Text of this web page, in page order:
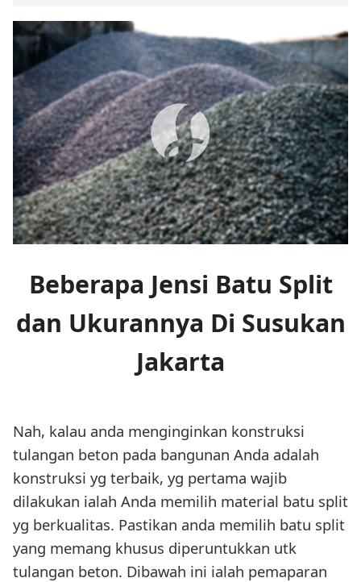
Beberapa Jensi Batu Split
dan Ukurannya Di Susukan
Jakarta
Nah, kalau anda menginginkan konstruksi
tulangan beton pada bangunan Anda adalah
konstruksi yg terbaik, yg pertama wajib
dilakukan ialah Anda memilih material batu split
yg berkualitas. Pastikan anda memilih batu split
yang memang khusus diperuntukkan utk
tulangan beton. Dibawah ini ialah pemaparan